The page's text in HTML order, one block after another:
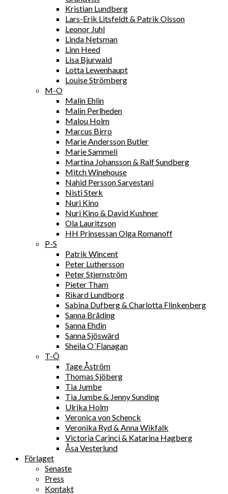
Kristian Lundberg
Lars-Erik Litsfeldt & Patrik Olsson
Leonor Juhl
Linda Netsman
Linn Heed
Lisa Bjurwald
Lotta Lewenhaupt
Louise Strömberg
M-O
Malin Ehlin
Malin Perlheden
Malou Holm
Marcus Birro
Marie Andersson Butler
Marie Sammeli
Martina Johansson & Ralf Sundberg
Mitch Winehouse
Nahid Persson Sarvestani
Nisti Sterk
Nuri Kino
Nuri Kino & David Kushner
Ola Lauritzson
HH Prinsessan Olga Romanoff
P-S
Patrik Wincent
Peter Luthersson
Peter Stjernström
Pieter Tham
Rikard Lundborg
Sabina Dufberg & Charlotta Flinkenberg
Sanna Bråding
Sanna Ehdin
Sanna Sjöswärd
Sheila O´Flanagan
T-Ö
Tage Åström
Thomas Sjöberg
Tia Jumbe
Tia Jumbe & Jenny Sunding
Ulrika Holm
Veronica von Schenck
Veronika Ryd & Anna Wikfalk
Victoria Carinci & Katarina Hagberg
Åsa Vesterlund
Förlaget
Senaste
Press
Kontakt